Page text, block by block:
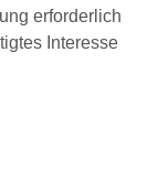
erforderlich
Interesse